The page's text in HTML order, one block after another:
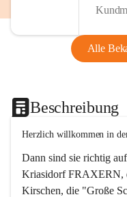
Alle
Beschreibung
Herzlich willkommen in
Dann sind sie richtig
Kriasidorf FRAXERN,
Kirschen, die "Große